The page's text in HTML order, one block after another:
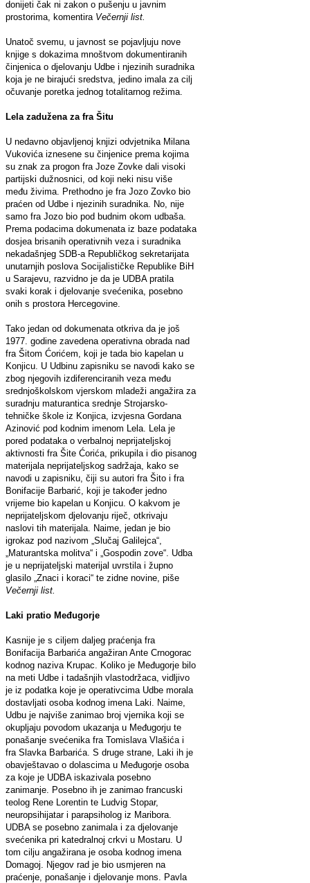
donijeti čak ni zakon o pušenju u javnim
prostorima, komentira Večernji list.
Unatoč svemu, u javnost se pojavljuju nove
knjige s dokazima mnoštvom dokumentiranih
činjenica o djelovanju Udbe i njezinih suradnika
koja je ne birajući sredstva, jedino imala za cilj
očuvanje poretka jednog totalitarnog režima.
Lela zadužena za fra Šitu
U nedavno objavljenoj knjizi odvjetnika Milana
Vukovića iznesene su činjenice prema kojima
su znak za progon fra Joze Zovke dali visoki
partijski dužnosnici, od koji neki nisu više
među živima. Prethodno je fra Jozo Zovko bio
praćen od Udbe i njezinih suradnika. No, nije
samo fra Jozo bio pod budnim okom udbaša.
Prema podacima dokumenata iz baze podataka
dosjea brisanih operativnih veza i suradnika
nekadašnjeg SDB-a Republičkog sekretarijata
unutarnjih poslova Socijalističke Republike BiH
u Sarajevu, razvidno je da je UDBA pratila
svaki korak i djelovanje svećenika, posebno
onih s prostora Hercegovine.
Tako jedan od dokumenata otkriva da je još
1977. godine zavedena operativna obrada nad
fra Šitom Ćorićem, koji je tada bio kapelan u
Konjicu. U Udbinu zapisniku se navodi kako se
zbog njegovih izdiferenciranih veza među
srednjoškolskom vjerskom mladeži angažira za
suradnju maturantica srednje Strojarsko-
tehničke škole iz Konjica, izvjesna Gordana
Azinović pod kodnim imenom Lela. Lela je
pored podataka o verbalnoj neprijateljskoj
aktivnosti fra Šite Ćorića, prikupila i dio pisanog
materijala neprijateljskog sadržaja, kako se
navodi u zapisniku, čiji su autori fra Šito i fra
Bonifacije Barbarić, koji je također jedno
vrijeme bio kapelan u Konjicu. O kakvom je
neprijateljskom djelovanju riječ, otkrivaju
naslovi tih materijala. Naime, jedan je bio
igrokaz pod nazivom „Slučaj Galilejca“,
„Maturantska molitva“ i „Gospodin zove“. Udba
je u neprijateljski materijal uvrstila i župno
glasilo „Znaci i koraci“ te zidne novine, piše
Večernji list.
Laki pratio Međugorje
Kasnije je s ciljem daljeg praćenja fra
Bonifacija Barbarića angažiran Ante Crnogorac
kodnog naziva Krupac. Koliko je Međugorje bilo
na meti Udbe i tadašnjih vlastodržaca, vidljivo
je iz podatka koje je operativcima Udbe morala
dostavljati osoba kodnog imena Laki. Naime,
Udbu je najviše zanimao broj vjernika koji se
okupljaju povodom ukazanja u Međugorju te
ponašanje svećenika fra Tomislava Vlašića i
fra Slavka Barbarića. S druge strane, Laki ih je
obavještavao o dolascima u Međugorje osoba
za koje je UDBA iskazivala posebno
zanimanje. Posebno ih je zanimao francuski
teolog Rene Lorentin te Ludvig Stopar,
neuropsihijatar i parapsiholog iz Maribora.
UDBA se posebno zanimala i za djelovanje
svećenika pri katedralnoj crkvi u Mostaru. U
tom cilju angažirana je osoba kodnog imena
Domagoj. Njegov rad je bio usmjeren na
praćenje, ponašanje i djelovanje mons. Pavla